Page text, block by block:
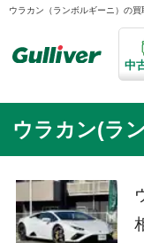
ウラカン（ランボルギーニ）の
中
ウラカン(ラ